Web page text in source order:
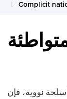
Complicit
نووية، فإن